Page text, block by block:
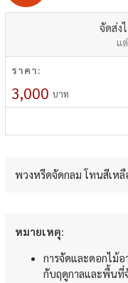
จัดส่ง
แ
ราคา:
3,000 บาท
พวงหรีดจัดกลม โทนสีเหลื
หมายเหตุ:
การจัดและดอกไม้
กับฤดูกาลและพื้นที่